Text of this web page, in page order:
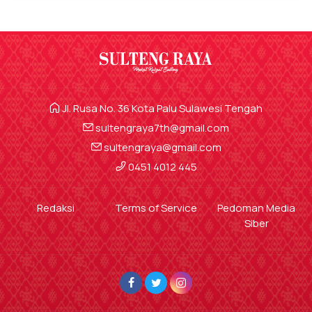
Jl. Rusa No. 36 Kota Palu Sulawesi Tengah
sultengraya7th@gmail.com
sultengraya@gmail.com
0451 4012 445
Redaksi Terms of Service
Pedoman Media
Siber